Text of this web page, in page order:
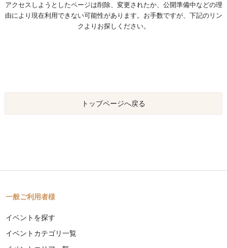
アクセスしようとしたページは削除、変更されたか、公開準備中などの理
由により現在利用できない可能性があります。お手数ですが、下記のリン
クよりお探しください。
トップページへ戻る
一般ご利用者様
イベントを探す
イベントカテゴリ一覧